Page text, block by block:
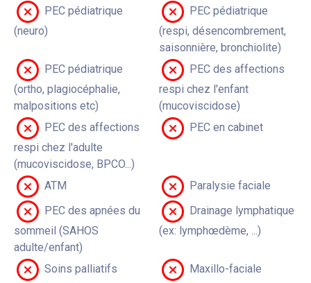
PEC pédiatrique
(neuro)
PEC pédiatrique
(respi, désencombrement,
saisonnière, bronchiolite)
PEC pédiatrique
(ortho, plagiocéphalie,
malpositions etc)
PEC des affections
respi chez l'enfant
(mucoviscidose)
PEC des affections
respi chez l'adulte
(mucoviscidose, BPCO...)
PEC en cabinet
ATM
Paralysie faciale
PEC des apnées du
sommeil (SAHOS
adulte/enfant)
Drainage lymphatique
(ex: lymphœdème, ...)
Soins palliatifs
Maxillo-faciale